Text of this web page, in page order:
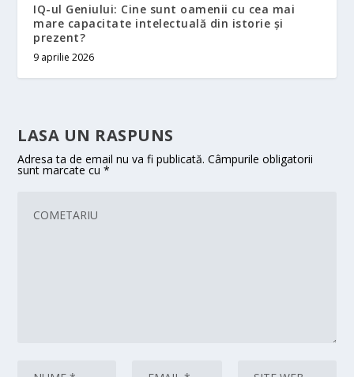
IQ-ul Geniului: Cine sunt oamenii cu cea mai
mare capacitate intelectuală din istorie și
prezent?
9 aprilie 2026
LASA UN RASPUNS
Adresa ta de email nu va fi publicată. Câmpurile obligatorii
sunt marcate cu*